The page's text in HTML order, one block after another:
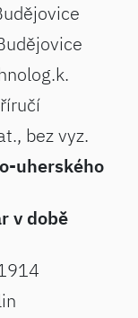
bez vyz.
uherského
v době